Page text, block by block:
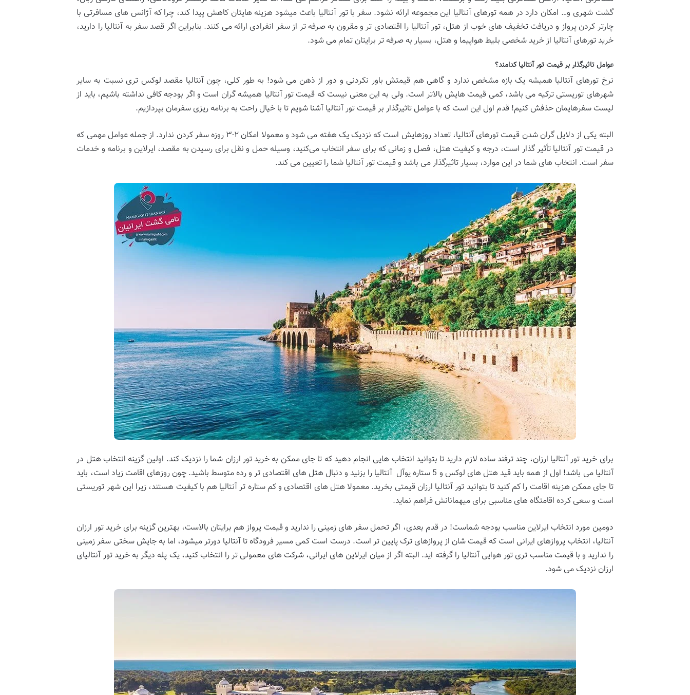
گشت شهری و… امکان دارد در همه تورهای آنتالیا این مجموعه ارائه نشود. سفر با تور آنتالیا باعث میشود هزینه‌ هایتان کاهش پیدا کند، چرا که آژانس ‌های مسافرتی با
چارتر کردن پرواز و دریافت تخفیف های خوب از هتل، تور آنتالیا را اقتصادی ‌تر و مقرون به صرفه تر از سفر انفرادی ارائه می کنند. بنابراین اگر قصد سفر به آنتالیا را دارید،
خرید تورهای آنتالیا از خرید شخصی بلیط هواپیما و هتل، بسیار به صرفه تر برایتان تمام می شود.
عوامل تاثیرگذار بر قیمت تور آنتالیا کدامند؟
نرخ تورهای آنتالیا همیشه یک بازه مشخص ندارد و گاهی هم قیمتش باور نکردنی و دور از ذهن می ‌شود! به طور کلی، چون آنتالیا مقصد لوکس ‌تری نسبت به سایر
شهرهای توریستی ترکیه می باشد، کمی قیمت ‌هایش بالاتر است. ولی به این معنی نیست که قیمت تور آنتالیا همیشه گران است و اگر بودجه کافی نداشته باشیم، باید از
لیست سفرهایمان حذفش کنیم! قدم اول این است که با عوامل تاثیرگذار بر قیمت تور آنتالیا آشنا شویم تا با خیال راحت به برنامه ریزی سفرمان بپردازیم.
البته یکی از دلایل گران شدن قیمت تورهای آنتالیا، تعداد روزهایش است که نزدیک یک هفته می‌ شود و معمولا امکان ۲-۳ روزه سفر کردن ندارد. از جمله عوامل مهمی که
در قیمت تور آنتالیا تأثیر گذار است، درجه و کیفیت هتل، فصل و زمانی که برای سفر انتخاب می‌کنید، وسیله حمل و نقل برای رسیدن به مقصد، ایرلاین و برنامه و خدمات
سفر است. انتخاب ‌های شما در این موارد، بسیار تاثیرگذار می باشد و قیمت تور آنتالیا شما را تعیین می ‌کند.
برای خرید تور آنتالیا ارزان، چند ترفند ساده لازم دارید تا بتوانید انتخاب ‌هایی انجام دهید که تا جای ممکن به خرید تور ارزان شما را نزدیک کند. اولین گزینه انتخاب هتل در
آنتالیا می باشد! اول از همه باید قید هتل های لوکس و 5 ستاره یوآل آنتالیا را بزنید و دنبال هتل‌ های اقتصادی ‌تر و رده متوسط باشید. چون روزهای اقامت زیاد است، باید
تا جای ممکن هزینه اقامت را کم کنید تا بتوانید تور آنتالیا ارزان قیمتی بخرید. معمولا هتل ‌های اقتصادی و کم ستاره‌ تر آنتالیا هم با کیفیت هستند، زیرا این شهر توریستی
است و سعی کرده اقامتگاه‌ های مناسبی برای میهمانانش فراهم نماید.
دومین مورد انتخاب ایرلاین مناسب بودجه شماست! در قدم بعدی، اگر تحمل سفر های زمینی را ندارید و قیمت پرواز هم برایتان بالاست، بهترین گزینه برای خرید تور ارزان
آنتالیا، انتخاب پروازهای ایرانی است که قیمت شان از پروازهای ترک پایین تر است. درست است کمی مسیر فرودگاه تا آنتالیا دورتر میشود، اما به جایش سختی سفر زمینی
را ندارید و با قیمت مناسب تری تور‌ هوایی آنتالیا را گرفته ‌اید. البته اگر از میان ایرلاین ‌های ایرانی، شرکت های معمولی تر را انتخاب کنید، یک پله دیگر به خرید تور آنتالیای
ارزان نزدیک می ‌شود.